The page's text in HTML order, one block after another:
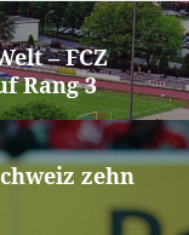
– FCZ
Rang 3
zehn